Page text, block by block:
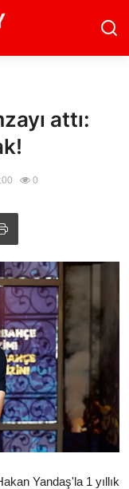
attı:
0
Yandaş'la 1 yıllık